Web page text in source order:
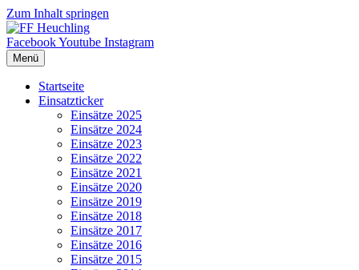
Zum Inhalt springen
FacebookYoutube Instagram
Menü
Startseite
Einsatzticker
Einsätze 2025
Einsätze 2024
Einsätze 2023
Einsätze 2022
Einsätze 2021
Einsätze 2020
Einsätze 2019
Einsätze 2018
Einsätze 2017
Einsätze 2016
Einsätze 2015